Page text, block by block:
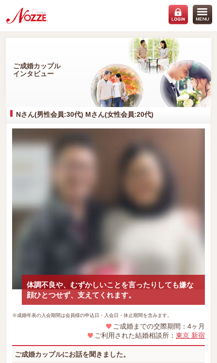
ご成婚カップル
インタビュー
Nさん(男性会員:30代) Mさん(女性会員:20代)
体調不良や、むずかしいことを言ったりしても嫌な
顔ひとつせず、支えてくれます。
※成婚年表の入会期間は会員様の申込日・入会日・休止期間を含みます。
ご成婚までの交際期間：4ヶ月
ご利用された結婚相談所： 東京 新宿
ご成婚カップルにお話を聞きました。